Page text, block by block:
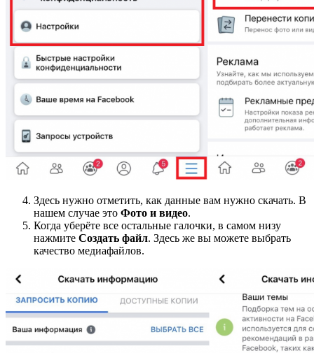
Здесь нужно отметить, как данные вам нужно скачать. В
нашем случае это Фото и видео.
Когда уберёте все остальные галочки, в самом низу
нажмите Создать файл. Здесь же вы можете выбрать
качество медиафайлов.